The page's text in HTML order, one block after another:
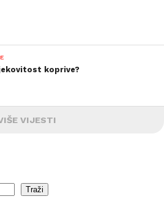
koprive?
VIJESTI
Traži